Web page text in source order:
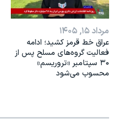
مرداد ۱۵, ۱۴۰۵
عراق خط قرمز کشید؛ ادامه
فعالیت گروه‌های مسلح پس از
۳۰ سپتامبر «تروریسم»
محسوب می‌شود